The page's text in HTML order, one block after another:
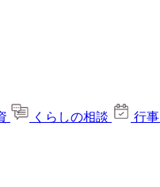
くらしの相談 行事